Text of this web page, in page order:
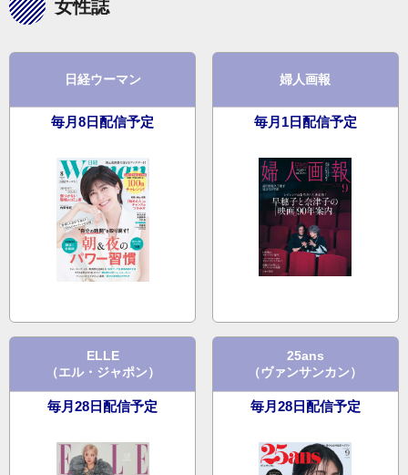
女性誌
日経ウーマン
毎月8日配信予定
婦人画報
毎月1日配信予定
ELLE
（エル・ジャポン）
毎月28日配信予定
25ans
（ヴァンサンカン）
毎月28日配信予定